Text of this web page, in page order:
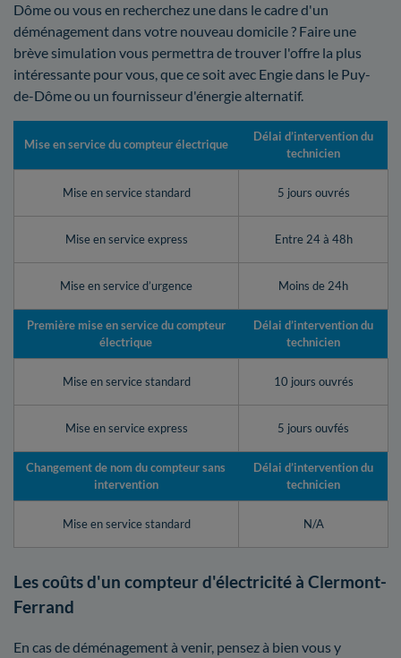
Dôme ou vous en recherchez une dans le cadre d'un
déménagement dans votre nouveau domicile ? Faire une
brève simulation vous permettra de trouver l'offre la plus
intéressante pour vous, que ce soit avec Engie dans le Puy-
de-Dôme ou un fournisseur d'énergie alternatif.
Mise en service du compteur électrique
Délai d’intervention du
technicien
Mise en service standard 5 jours ouvrés
Mise en service express Entre 24 à 48h
Mise en service d’urgence Moins de 24h
Première mise en service du compteur
électrique
Délai d’intervention du
technicien
Mise en service standard 10 jours ouvrés
Mise en service express 5 jours ouvfés
Changement de nom du compteur sans
intervention
Délai d’intervention du
technicien
Mise en service standard N/A
Les coûts d'un compteur d'électricité à Clermont-
Ferrand
En cas de déménagement à venir, pensez à bien vous y